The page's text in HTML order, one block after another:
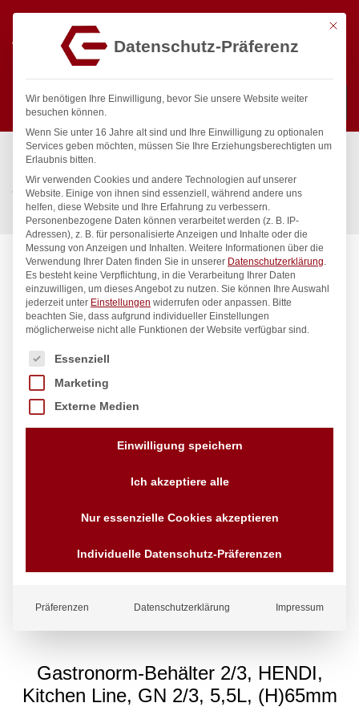
Suchen
Start / Gastronomiebedarf & Gastro Geräte für Profis
Küchenartikel
Gastronormbehälter
/
Gastronorm-Behälter 2/3, HENDI, Kitchen Line, GN 2/3, 5,5L,
(H)65mm
Gastronorm-Behälter 2/3, HENDI,
Kitchen Line, GN 2/3, 5,5L, (H)65mm
Mit
Datenschutz-Präferenz
Wir benötigen Ihre Einwilligung, bevor Sie unsere Website weiter
besuchen können.
Wenn Sie unter 16 Jahre alt sind und Ihre Einwilligung zu optionalen
Services geben möchten, müssen Sie Ihre Erziehungsberechtigten um
Erlaubnis bitten.
Wir verwenden Cookies und andere Technologien auf unserer
Website. Einige von ihnen sind essenziell, während andere uns
helfen, diese Website und Ihre Erfahrung zu verbessern.
Personenbezogene Daten können verarbeitet werden (z. B. IP-
Adressen), z. B. für personalisierte Anzeigen und Inhalte oder die
Messung von Anzeigen und Inhalten. Weitere Informationen über die
Verwendung Ihrer Daten finden Sie in unserer Datenschutzerklärung.
Es besteht keine Verpflichtung, in die Verarbeitung Ihrer Daten
einzuwilligen, um dieses Angebot zu nutzen. Sie können Ihre Auswahl
jederzeit unter Einstellungen widerrufen oder anpassen. Bitte
beachten Sie, dass aufgrund individueller Einstellungen
möglicherweise nicht alle Funktionen der Website verfügbar sind.
Es folgt eine Liste der Service-Gruppen, für die eine
Essenziell
Marketing
Externe Medien
Einwilligung speichern
Ich akzeptiere alle
Nur essenzielle Cookies akzeptieren
Individuelle Datenschutz-Präferenzen
Präferenzen Datenschutzerklärung Impressum